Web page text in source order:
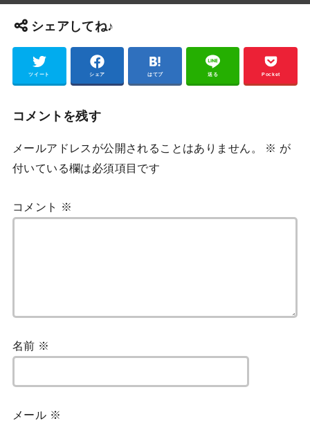
シェアしてね♪
ツイート シェア はてブ 送る Pocket
コメントを残す
メールアドレスが公開されることはありません。 ※ が
付いている欄は必須項目です
コメント ※
名前 ※
メール ※